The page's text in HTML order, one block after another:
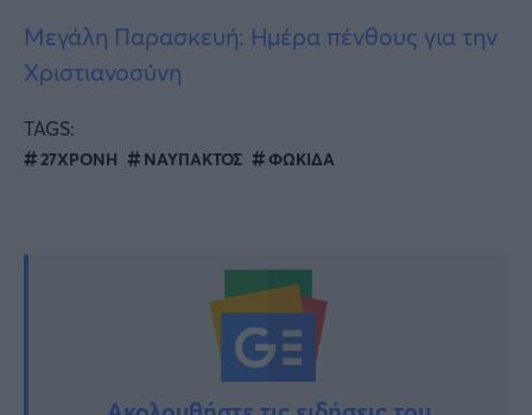
Μεγάλη Παρασκευή: Ημέρα πένθους για την
Χριστιανοσύνη
TAGS:
27ΧΡΟΝΗ ΝΑΥΠΑΚΤΟΣ ΦΩΚΙΔΑ